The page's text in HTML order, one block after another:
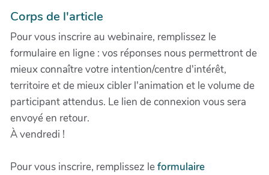
Corps de l'article
Pour vous inscrire au webinaire, remplissez le
formulaire en ligne : vos réponses nous permettront de
mieux connaître votre intention/centre d'intérêt,
territoire et de mieux cibler l'animation et le volume de
participant attendus. Le lien de connexion vous sera
envoyé en retour.
À vendredi !
Pour vous inscrire, remplissez leformulaire